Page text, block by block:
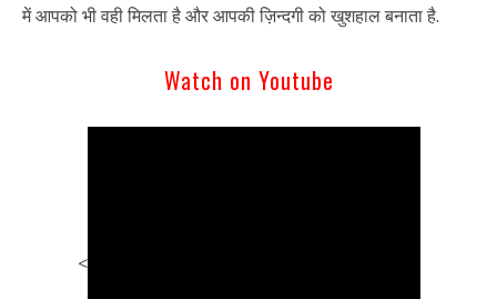
में आपको भी वही मिलता है और आपकी ज़िन्दगी को खुशहाल बनाता है.
Watch on Youtube
<